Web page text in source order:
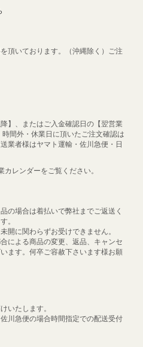
頂いております。（沖縄除く）ご注
】、またはご入金確認日の【翌営業
間外・休業日に頂いたご注文確認は
業者様はヤマト運輸・佐川急便・日
レンダーをご覧ください。
の場合は着払いで弊社までご返送く
。
開に関わらずお受けできません。
による商品の変更、返品、キャンセ
ます。何卒ご容赦下さいます様お願
いたします。
川急便の場合時間指定での配送受付